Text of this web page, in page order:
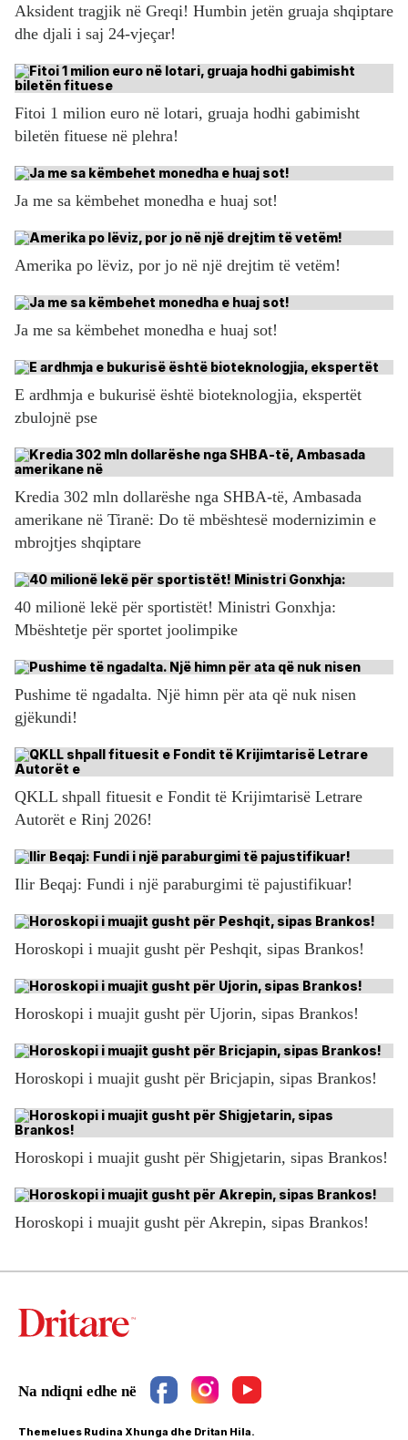
Aksident tragjik në Greqi! Humbin jetën gruaja shqiptare
dhe djali i saj 24-vjeçar!
Fitoi 1 milion euro në lotari, gruaja hodhi gabimisht
biletën fituese në plehra!
Ja me sa këmbehet monedha e huaj sot!
Amerika po lëviz, por jo në një drejtim të vetëm!
Ja me sa këmbehet monedha e huaj sot!
E ardhmja e bukurisë është bioteknologjia, ekspertët
zbulojnë pse
Kredia 302 mln dollarëshe nga SHBA-të, Ambasada
amerikane në Tiranë: Do të mbështesë modernizimin e
mbrojtjes shqiptare
40 milionë lekë për sportistët! Ministri Gonxhja:
Mbështetje për sportet joolimpike
Pushime të ngadalta. Një himn për ata që nuk nisen
gjëkundi!
QKLL shpall fituesit e Fondit të Krijimtarisë Letrare
Autorët e Rinj 2026!
Ilir Beqaj: Fundi i një paraburgimi të pajustifikuar!
Horoskopi i muajit gusht për Peshqit, sipas Brankos!
Horoskopi i muajit gusht për Ujorin, sipas Brankos!
Horoskopi i muajit gusht për Bricjapin, sipas Brankos!
Horoskopi i muajit gusht për Shigjetarin, sipas Brankos!
Horoskopi i muajit gusht për Akrepin, sipas Brankos!
Themelues Rudina Xhunga dhe Dritan Hila.